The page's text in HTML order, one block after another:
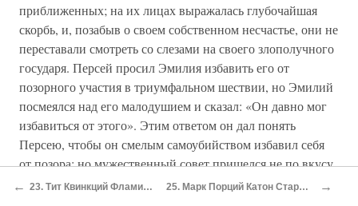
приближенных; на их лицах выражалась глубочайшая
скорбь, и, позабыв о своем собственном несчастье, они не
переставали смотреть со слезами на своего злополучного
государя. Персей просил Эмилия избавить его от
позорного участия в триумфальном шествии, но Эмилий
посмеялся над его малодушием и сказал: «Он давно мог
избавиться от этого». Этим ответом он дал понять
Персею, чтобы он смелым самоубийством избавил себя
от позора; но мужественный совет пришелся не по вкусу
македонскому владыке, и он, тешась надеждой,
← 23. Тит Квинкций Фламинин 25. Марк Порций Катон Старший →